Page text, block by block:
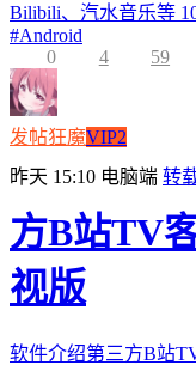
Bilibili、汽水音乐等
#Android
0
4 59
发帖狂魔VIP2
昨天 15:10 电脑端 转
方B站TV
视版
软件介绍第三方B站